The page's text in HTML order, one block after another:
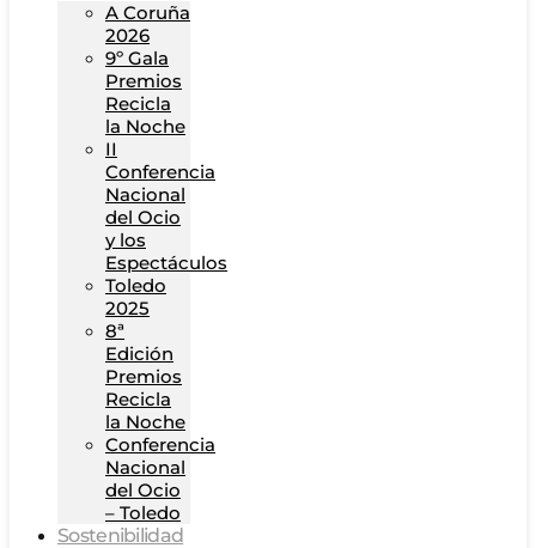
A Coruña
2026
9º Gala
Premios
Recicla
la Noche
II
Conferencia
Nacional
del Ocio
y los
Espectáculos
Toledo
2025
8ª
Edición
Premios
Recicla
la Noche
Conferencia
Nacional
del Ocio
– Toledo
Sostenibilidad